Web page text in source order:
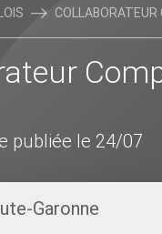
publiée le 24/07
Garonne